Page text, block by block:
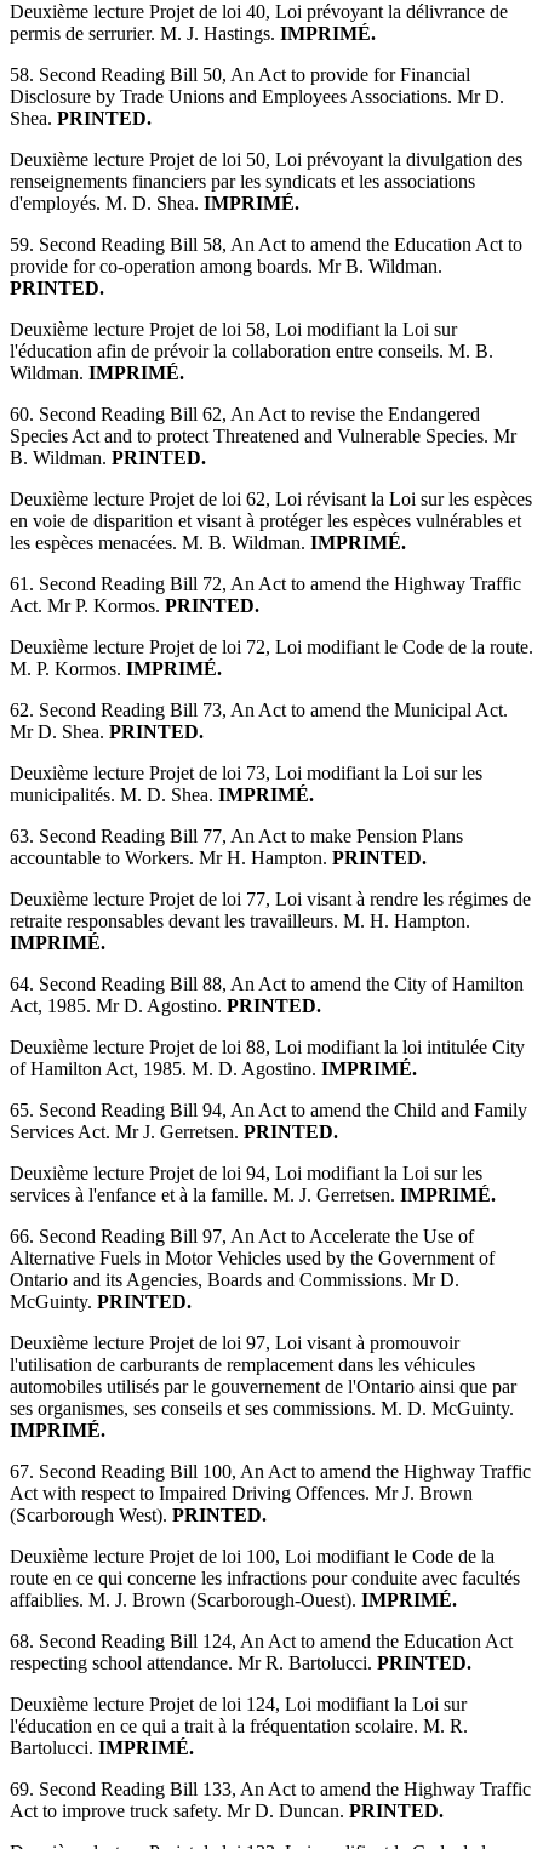
Deuxième lecture Projet de loi 40, Loi prévoyant la délivrance de
permis de serrurier. M. J. Hastings. IMPRIMÉ.
58. Second Reading Bill 50, An Act to provide for Financial
Disclosure by Trade Unions and Employees Associations. Mr D.
Shea. PRINTED.
Deuxième lecture Projet de loi 50, Loi prévoyant la divulgation des
renseignements financiers par les syndicats et les associations
d'employés. M. D. Shea. IMPRIMÉ.
59. Second Reading Bill 58, An Act to amend the Education Act to
provide for co-operation among boards. Mr B. Wildman.
PRINTED.
Deuxième lecture Projet de loi 58, Loi modifiant la Loi sur
l'éducation afin de prévoir la collaboration entre conseils. M. B.
Wildman. IMPRIMÉ.
60. Second Reading Bill 62, An Act to revise the Endangered
Species Act and to protect Threatened and Vulnerable Species. Mr
B. Wildman. PRINTED.
Deuxième lecture Projet de loi 62, Loi révisant la Loi sur les espèces
en voie de disparition et visant à protéger les espèces vulnérables et
les espèces menacées. M. B. Wildman. IMPRIMÉ.
61. Second Reading Bill 72, An Act to amend the Highway Traffic
Act. Mr P. Kormos. PRINTED.
Deuxième lecture Projet de loi 72, Loi modifiant le Code de la route.
M. P. Kormos. IMPRIMÉ.
62. Second Reading Bill 73, An Act to amend the Municipal Act.
Mr D. Shea. PRINTED.
Deuxième lecture Projet de loi 73, Loi modifiant la Loi sur les
municipalités. M. D. Shea. IMPRIMÉ.
63. Second Reading Bill 77, An Act to make Pension Plans
accountable to Workers. Mr H. Hampton. PRINTED.
Deuxième lecture Projet de loi 77, Loi visant à rendre les régimes de
retraite responsables devant les travailleurs. M. H. Hampton.
IMPRIMÉ.
64. Second Reading Bill 88, An Act to amend the City of Hamilton
Act, 1985. Mr D. Agostino. PRINTED.
Deuxième lecture Projet de loi 88, Loi modifiant la loi intitulée City
of Hamilton Act, 1985. M. D. Agostino. IMPRIMÉ.
65. Second Reading Bill 94, An Act to amend the Child and Family
Services Act. Mr J. Gerretsen. PRINTED.
Deuxième lecture Projet de loi 94, Loi modifiant la Loi sur les
services à l'enfance et à la famille. M. J. Gerretsen. IMPRIMÉ.
66. Second Reading Bill 97, An Act to Accelerate the Use of
Alternative Fuels in Motor Vehicles used by the Government of
Ontario and its Agencies, Boards and Commissions. Mr D.
McGuinty. PRINTED.
Deuxième lecture Projet de loi 97, Loi visant à promouvoir
l'utilisation de carburants de remplacement dans les véhicules
automobiles utilisés par le gouvernement de l'Ontario ainsi que par
ses organismes, ses conseils et ses commissions. M. D. McGuinty.
IMPRIMÉ.
67. Second Reading Bill 100, An Act to amend the Highway Traffic
Act with respect to Impaired Driving Offences. Mr J. Brown
(Scarborough West). PRINTED.
Deuxième lecture Projet de loi 100, Loi modifiant le Code de la
route en ce qui concerne les infractions pour conduite avec facultés
affaiblies. M. J. Brown (Scarborough-Ouest). IMPRIMÉ.
68. Second Reading Bill 124, An Act to amend the Education Act
respecting school attendance. Mr R. Bartolucci. PRINTED.
Deuxième lecture Projet de loi 124, Loi modifiant la Loi sur
l'éducation en ce qui a trait à la fréquentation scolaire. M. R.
Bartolucci. IMPRIMÉ.
69. Second Reading Bill 133, An Act to amend the Highway Traffic
Act to improve truck safety. Mr D. Duncan. PRINTED.